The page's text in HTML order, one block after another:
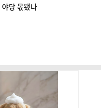
당 몫됐나